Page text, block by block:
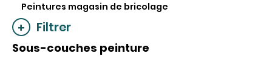
Peintures magasin de bricolage
Filtrer
Sous-couches peinture